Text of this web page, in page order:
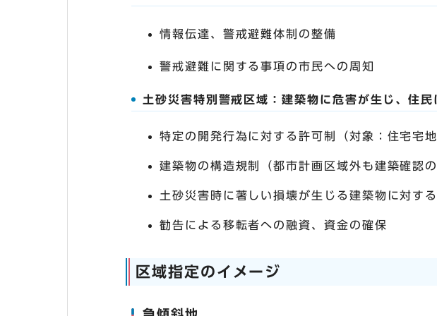
情報伝達、警戒避難体制の整備
警戒避難に関する事項の市民への周知
土砂災害特別警戒区域：建築物に危害が生じ、住
特定の開発行為に対する許可制（対象：住宅宅
建築物の構造規制（都市計画区域外も建築確認の
土砂災害時に著しい損壊が生じる建築物に対す
勧告による移転者への融資、資金の確保
区域指定のイメージ